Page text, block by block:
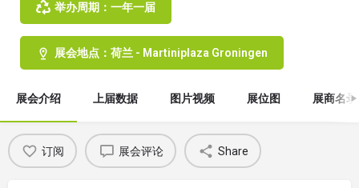
举办周期：一年一届
展会地点：荷兰 - Martiniplaza Groningen
展会介绍 上届数据 图片视频 展位图 展商名录
订阅 展会评论 Share